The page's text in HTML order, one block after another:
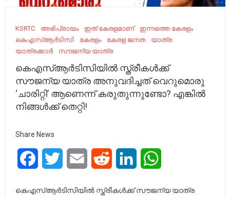
KSRTC അഭിപ്രായം ഇത് കേരളമാണ്
ഇന്നത്തെ കേരളം
കെഎസ്ആർടിസി
കേരളം കേരള ജനത
യാത്ര
യാത്രക്കാർ
സൗജന്യ യാത്ര
കെഎസ്ആർടിസിയിൽ സ്ത്രീകൾക്ക്
സൗജന്യ യാത്ര അനുവദിച്ചത് വെറുമൊരു
‘ചാരിറ്റി’ ആണെന്ന് കരുതുന്നുണ്ടോ? എങ്കിൽ
നിങ്ങൾക്ക് തെറ്റി!
Share News
FacebookTwitter Email Reddit LinkedIn
കെഎസ്ആർടിസിയിൽ സ്ത്രീകൾക്ക് സൗജന്യ യാത്ര